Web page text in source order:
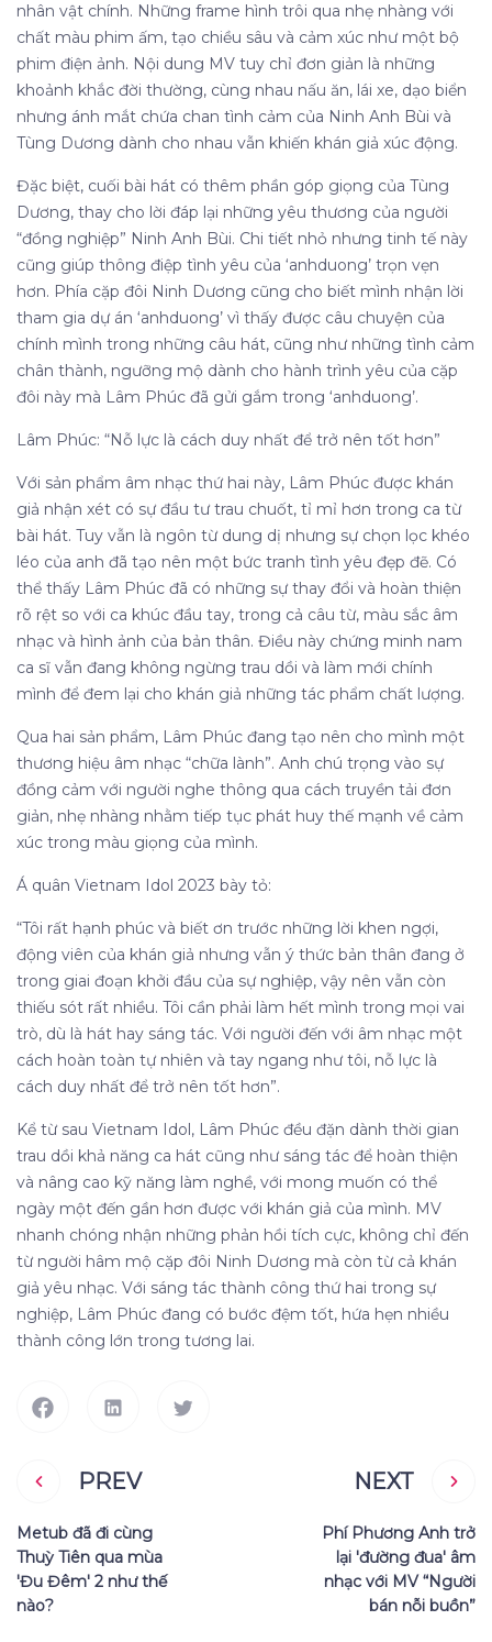
nhân vật chính. Những frame hình trôi qua nhẹ nhàng với
chất màu phim ấm, tạo chiều sâu và cảm xúc như một bộ
phim điện ảnh. Nội dung MV tuy chỉ đơn giản là những
khoảnh khắc đời thường, cùng nhau nấu ăn, lái xe, dạo biển
nhưng ánh mắt chứa chan tình cảm của Ninh Anh Bùi và
Tùng Dương dành cho nhau vẫn khiến khán giả xúc động.
Đặc biệt, cuối bài hát có thêm phần góp giọng của Tùng
Dương, thay cho lời đáp lại những yêu thương của người
“đồng nghiệp” Ninh Anh Bùi. Chi tiết nhỏ nhưng tinh tế này
cũng giúp thông điệp tình yêu của ‘anhduong’ trọn vẹn
hơn. Phía cặp đôi Ninh Dương cũng cho biết mình nhận lời
tham gia dự án ‘anhduong’ vì thấy được câu chuyện của
chính mình trong những câu hát, cũng như những tình cảm
chân thành, ngưỡng mộ dành cho hành trình yêu của cặp
đôi này mà Lâm Phúc đã gửi gắm trong ‘anhduong’.
Lâm Phúc: “Nỗ lực là cách duy nhất để trở nên tốt hơn”
Với sản phẩm âm nhạc thứ hai này, Lâm Phúc được khán
giả nhận xét có sự đầu tư trau chuốt, tỉ mỉ hơn trong ca từ
bài hát. Tuy vẫn là ngôn từ dung dị nhưng sự chọn lọc khéo
léo của anh đã tạo nên một bức tranh tình yêu đẹp đẽ. Có
thể thấy Lâm Phúc đã có những sự thay đổi và hoàn thiện
rõ rệt so với ca khúc đầu tay, trong cả câu từ, màu sắc âm
nhạc và hình ảnh của bản thân. Điều này chứng minh nam
ca sĩ vẫn đang không ngừng trau dồi và làm mới chính
mình để đem lại cho khán giả những tác phẩm chất lượng.
Qua hai sản phẩm, Lâm Phúc đang tạo nên cho mình một
thương hiệu âm nhạc “chữa lành”. Anh chú trọng vào sự
đồng cảm với người nghe thông qua cách truyền tải đơn
giản, nhẹ nhàng nhằm tiếp tục phát huy thế mạnh về cảm
xúc trong màu giọng của mình.
Á quân Vietnam Idol 2023 bày tỏ:
“Tôi rất hạnh phúc và biết ơn trước những lời khen ngợi,
động viên của khán giả nhưng vẫn ý thức bản thân đang ở
trong giai đoạn khởi đầu của sự nghiệp, vậy nên vẫn còn
thiếu sót rất nhiều. Tôi cần phải làm hết mình trong mọi vai
trò, dù là hát hay sáng tác. Với người đến với âm nhạc một
cách hoàn toàn tự nhiên và tay ngang như tôi, nỗ lực là
cách duy nhất để trở nên tốt hơn”.
Kể từ sau Vietnam Idol, Lâm Phúc đều đặn dành thời gian
trau dồi khả năng ca hát cũng như sáng tác để hoàn thiện
và nâng cao kỹ năng làm nghề, với mong muốn có thể
ngày một đến gần hơn được với khán giả của mình. MV
nhanh chóng nhận những phản hồi tích cực, không chỉ đến
từ người hâm mộ cặp đôi Ninh Dương mà còn từ cả khán
giả yêu nhạc. Với sáng tác thành công thứ hai trong sự
nghiệp, Lâm Phúc đang có bước đệm tốt, hứa hẹn nhiều
thành công lớn trong tương lai.
PREV
Metub đã đi cùng
Thuỳ Tiên qua mùa
'Đu Đêm' 2 như thế
nào?
NEXT
Phí Phương Anh trở
lại 'đường đua' âm
nhạc với MV “Người
bán nỗi buồn”